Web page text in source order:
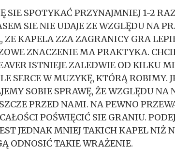
SIE SPOTYKAĆ PRZYNAJMNIEJ 1-2
SIE NIE UDAJE ZE WZGLĘDU NA
ZE KAPELA ZZA ZAGRANICY GRA
ZNACZENIE MA PRAKTYKA.
ISTNIEJE ZALEDWIE OD KILKU
SERCE W MUZYKĘ, KTÓRĄ ROBIMY.
SOBIE SPRAWĘ, ŻE WZGLĘDU NA
PRZED NAMI. NA PEWNO
POŚWIĘCIĆ SIE GRANIU.
JEDNAK MNIEJ TAKICH KAPEL NIŻ
ODNOSIĆ TAKIE WRAŻENIE.